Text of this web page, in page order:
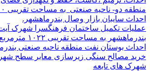
منطقه دو- ناحیه صنعتی به مساحت تقریبی ۴۲۱۰۰۰ مترمربع
احداث سایبان بازار وصال بندرماهشهر.
عملیات تکمیل ساختمان فرهنگسرا شهرک
بندرماهشهر به مساحت تقریبی ۱۰۲۲ مترمربع
احداث بوستان نفت منطقه ناحیه صنعتی
خرید مصالح سنگی زیرسازی معابر سطح شهر
شهرک های تابعه